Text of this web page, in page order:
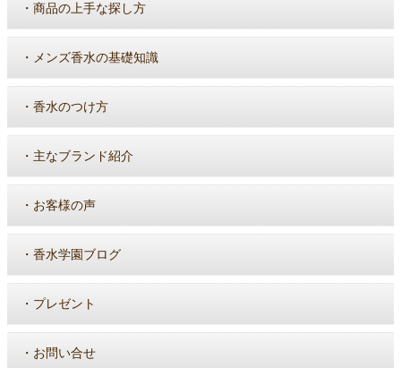
・ 商品の上手な探し方
・ メンズ香水の基礎知識
・ 香水のつけ方
・ 主なブランド紹介
・ お客様の声
・ 香水学園ブログ
・ プレゼント
・ お問い合せ